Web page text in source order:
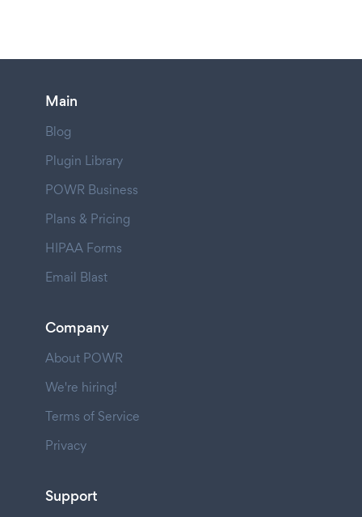
Main
Blog
Plugin Library
POWR Business
Plans & Pricing
HIPAA Forms
Email Blast
Company
About POWR
We're hiring!
Terms of Service
Privacy
Support